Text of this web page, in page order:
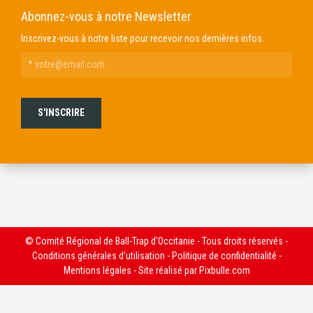
Abonnez-vous à notre Newsletter
Inscrivez-vous à notre liste pour recevoir nos dernières infos.
© Comité Régional de Ball-Trap d'Occitanie - Tous droits réservés -
Conditions générales d'utilisation - Politique de confidentialité -
Mentions légales - Site réalisé par Pixbulle.com